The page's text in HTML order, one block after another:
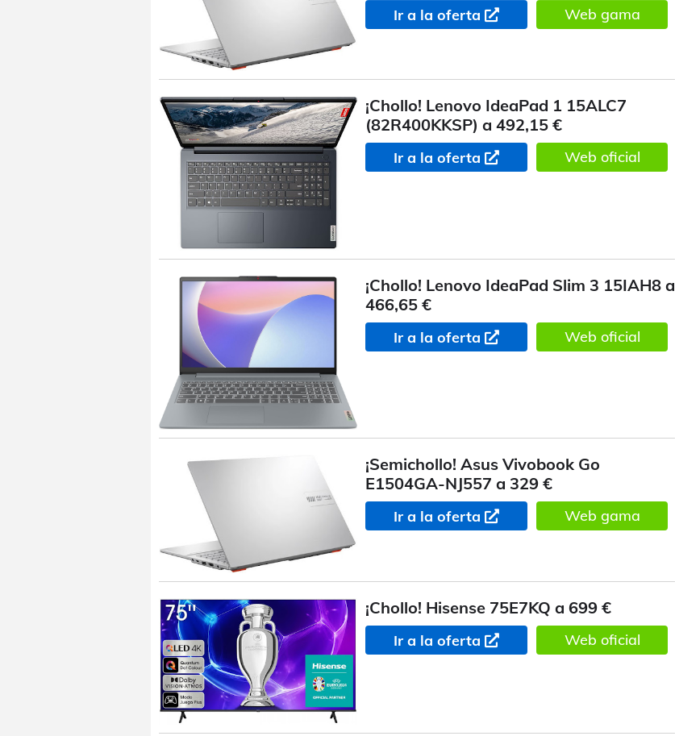
Ir a la oferta Web gama
¡Chollo! Lenovo IdeaPad 1 15ALC7
(82R400KKSP) a 492,15 €
Ir a la oferta Web oficial
¡Chollo! Lenovo IdeaPad Slim 3 15IAH8 a
466,65 €
Ir a la oferta Web oficial
¡Semichollo! Asus Vivobook Go
E1504GA-NJ557 a 329 €
Ir a la oferta Web gama
¡Chollo! Hisense 75E7KQ a 699 €
Ir a la oferta Web oficial